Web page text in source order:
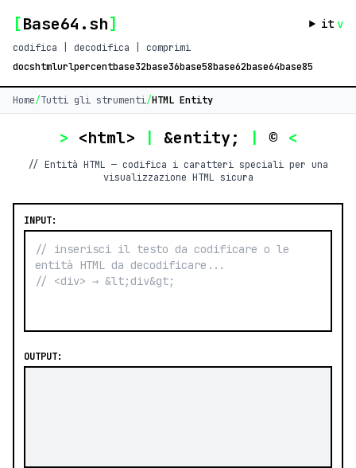
[Base64.sh] it v
codifica | decodifica | comprimi
docshtmlurlpercentbase32base36base58base62base64base85
Home/Tutti gli strumenti/HTML Entity
> <html> | &entity; | © <
// Entità HTML — codifica i caratteri speciali per una
visualizzazione HTML sicura
INPUT:
OUTPUT: